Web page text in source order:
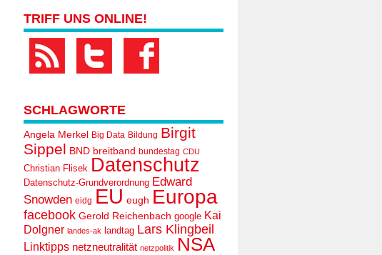
TRIFF UNS ONLINE!
SCHLAGWORTE
Angela Merkel Big Data Bildung Birgit
Sippel BND breitband bundestag CDU
Christian Flisek Datenschutz
Datenschutz-Grundverordnung Edward
Snowden eidg EU eugh Europa
facebook Gerold Reichenbach google Kai
Dolgner landes-ak landtag Lars Klingbeil
Linktipps netzneutralität netzpolitik NSA